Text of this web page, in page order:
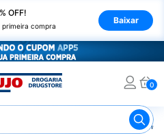
OFF!
primeira compra
Baixar
0